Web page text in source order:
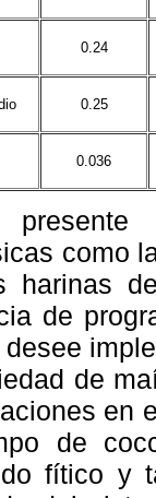
0.24
0.25
0.036
como
harinas
de
de
en
de
fítico y